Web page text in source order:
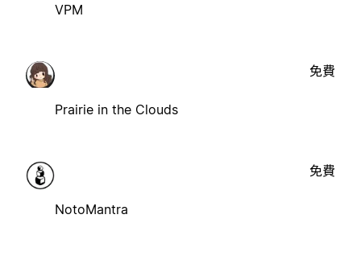
VPM
Prairie in the Clouds
免費
NotoMantra
免費